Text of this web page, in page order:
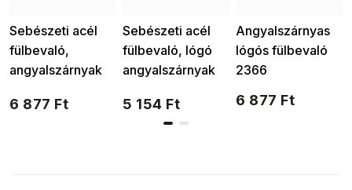
Sebészeti acél
fülbevaló,
angyalszárnyak
6 877 Ft
Sebészeti acél
fülbevaló, lógó
angyalszárnyak
1002359
5 154 Ft
Angyalszárnyas
lógós fülbevaló
2366
6 877 Ft